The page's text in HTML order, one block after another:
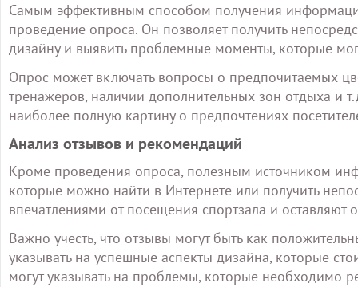
Самым эффективным способом получения
проведение опроса. Он позволяет получить
дизайну и выявить проблемные моменты, которые
Опрос может включать вопросы о предпочитаемых
тренажеров, наличии дополнительных зон отдыха и
наиболее полную картину о предпочтениях
Анализ отзывов и рекомендаций
Кроме проведения опроса, полезным источником
которые можно найти в Интернете или получить
впечатлениями от посещения спортзала и
Важно учесть, что отзывы могут быть как
указывать на успешные аспекты дизайна, которые
могут указывать на проблемы, которые необходимо